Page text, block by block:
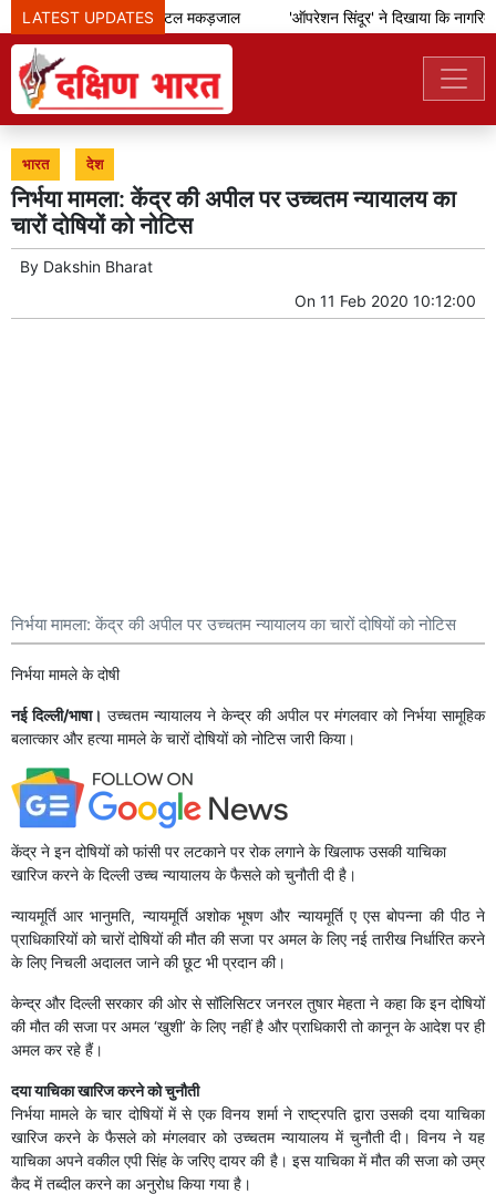
LATEST UPDATES
आईएसआई का डिजिटल मकड़जाल 'ऑपरेशन सिंदूर' ने दिखाया कि
भारत देश
निर्भया मामला: केंद्र की अपील पर उच्चतम न्यायालय का
चारों दोषियों को नोटिस
By Dakshin Bharat
On 11 Feb 2020 10:12:00
निर्भया मामला: केंद्र की अपील पर उच्चतम न्यायालय का चारों दोषियों को नोटिस
निर्भया मामले के दोषी
नई दिल्ली/भाषा। उच्चतम न्यायालय ने केन्द्र की अपील पर मंगलवार को निर्भया सामूहिक
बलात्कार और हत्या मामले के चारों दोषियों को नोटिस जारी किया।
केंद्र ने इन दोषियों को फांसी पर लटकाने पर रोक लगाने के खिलाफ उसकी याचिका
खारिज करने के दिल्ली उच्च न्यायालय के फैसले को चुनौती दी है।
न्यायमूर्ति आर भानुमति, न्यायमूर्ति अशोक भूषण और न्यायमूर्ति ए एस बोपन्ना की पीठ ने
प्राधिकारियों को चारों दोषियों की मौत की सजा पर अमल के लिए नई तारीख निर्धारित करने
के लिए निचली अदालत जाने की छूट भी प्रदान की।
केन्द्र और दिल्ली सरकार की ओर से सॉलिसिटर जनरल तुषार मेहता ने कहा कि इन दोषियों
की मौत की सजा पर अमल ‘खुशी’ के लिए नहीं है और प्राधिकारी तो कानून के आदेश पर ही
अमल कर रहे हैं।
दया याचिका खारिज करने को चुनौती
निर्भया मामले के चार दोषियों में से एक विनय शर्मा ने राष्ट्रपति द्वारा उसकी दया याचिका
खारिज करने के फैसले को मंगलवार को उच्चतम न्यायालय में चुनौती दी। विनय ने यह
याचिका अपने वकील एपी सिंह के जरिए दायर की है। इस याचिका में मौत की सजा को उम्र
कैद में तब्दील करने का अनुरोध किया गया है।